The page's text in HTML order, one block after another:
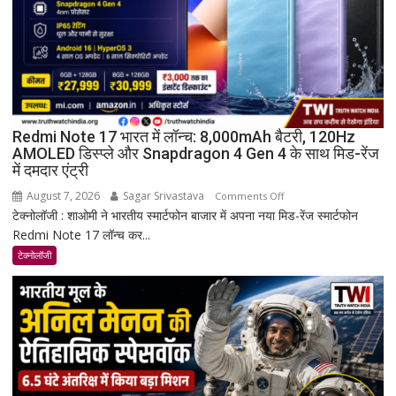
Redmi Note 17 भारत में लॉन्च: 8,000mAh बैटरी, 120Hz
AMOLED डिस्प्ले और Snapdragon 4 Gen 4 के साथ मिड-रेंज
में दमदार एंट्री
August 7, 2026 Sagar Srivastava Comments Offon
Redmi
भारत
में
लॉन्च:
8,000mAh
बैटरी,
120Hz
AMOLED
टेक्नोलॉजी : शाओमी ने भारतीय स्मार्टफोन बाजार में अपना नया मिड-रेंज स्मार्टफोन
Redmi Note 17 लॉन्च कर...
टेक्नोलॉजी